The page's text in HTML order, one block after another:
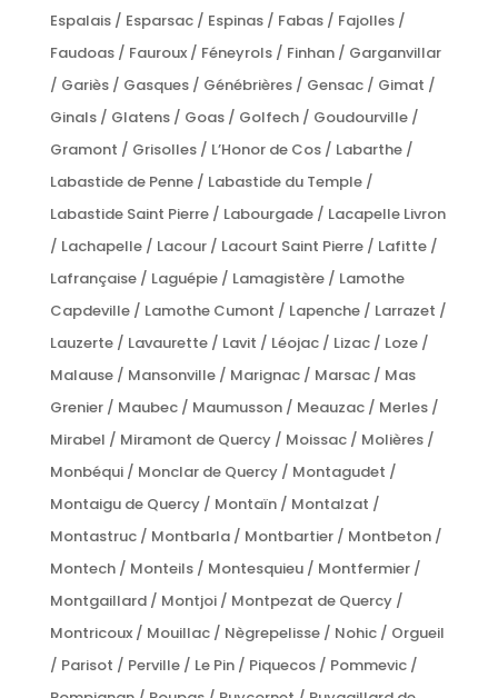
Espalais / Esparsac / Espinas / Fabas / Fajolles /
Faudoas / Fauroux / Féneyrols / Finhan / Garganvillar
/ Gariès / Gasques / Génébrières / Gensac / Gimat /
Ginals / Glatens / Goas / Golfech / Goudourville /
Gramont / Grisolles / L’Honor de Cos / Labarthe /
Labastide de Penne / Labastide du Temple /
Labastide Saint Pierre / Labourgade / Lacapelle Livron
/ Lachapelle / Lacour / Lacourt Saint Pierre / Lafitte /
Lafrançaise / Laguépie / Lamagistère / Lamothe
Capdeville / Lamothe Cumont / Lapenche / Larrazet /
Lauzerte / Lavaurette / Lavit / Léojac / Lizac / Loze /
Malause / Mansonville / Marignac / Marsac / Mas
Grenier / Maubec / Maumusson / Meauzac / Merles /
Mirabel / Miramont de Quercy / Moissac / Molières /
Monbéqui / Monclar de Quercy / Montagudet /
Montaigu de Quercy / Montaïn / Montalzat /
Montastruc / Montbarla / Montbartier / Montbeton /
Montech / Monteils / Montesquieu / Montfermier /
Montgaillard / Montjoi / Montpezat de Quercy /
Montricoux / Mouillac / Nègrepelisse / Nohic / Orgueil
/ Parisot / Perville / Le Pin / Piquecos / Pommevic /